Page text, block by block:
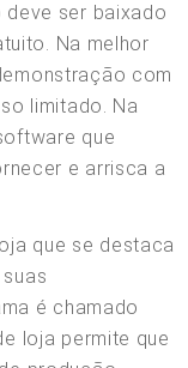
ser baixado
Na melhor
com
limitado. Na
que
e arrisca a
que se destaca
é chamado
loja permite que